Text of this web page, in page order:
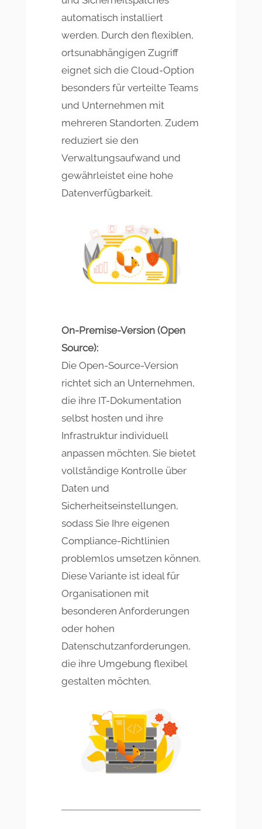
automatisch installiert
werden. Durch den flexiblen,
ortsunabhängigen Zugriff
eignet sich die Cloud-Option
besonders für verteilte Teams
und Unternehmen mit
mehreren Standorten. Zudem
reduziert sie den
Verwaltungsaufwand und
gewährleistet eine hohe
Datenverfügbarkeit.
On-Premise-Version (Open
Source):
Die Open-Source-Version
richtet sich an Unternehmen,
die ihre IT-Dokumentation
selbst hosten und ihre
Infrastruktur individuell
anpassen möchten. Sie bietet
vollständige Kontrolle über
Daten und
Sicherheitseinstellungen,
sodass Sie Ihre eigenen
Compliance-Richtlinien
problemlos umsetzen können.
Diese Variante ist ideal für
Organisationen mit
besonderen Anforderungen
oder hohen
Datenschutzanforderungen,
die ihre Umgebung flexibel
gestalten möchten.